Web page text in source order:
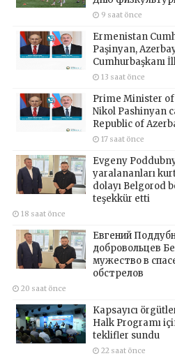
9 saat önce
Ermenistan
Paşinyan,
Cumhurbaşkanı
13 saat önce
Prime Minister
Nikol Pashinyan
Republic of
17 saat önce
Evgeny
yaralananları
dolayı Belgorod
teşekkür etti
18 saat önce
Евгений
добровольцев
мужество в
обстрелов
20 saat önce
Kapsayıcı
Halk Programı
teklifler sundu
22 saat önce